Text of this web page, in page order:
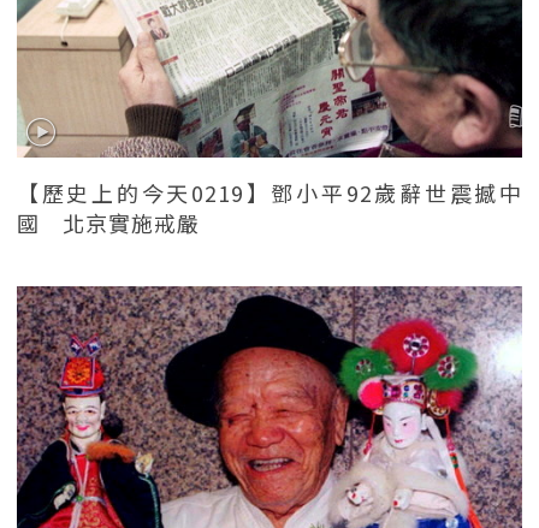
【歷史上的今天0219】鄧小平92歲辭世震撼中
國 北京實施戒嚴